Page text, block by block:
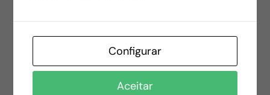
Partilhe no
Pinterest
Envie por
email
Configurar
Aceitar